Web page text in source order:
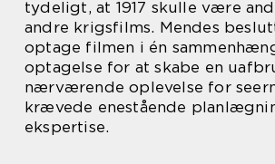
tydeligt, at 1917 skulle være
andre krigsfilms. Mendes
optage filmen i én
optagelse for at skabe en
nærværende oplevelse for
krævede enestående
ekspertise.